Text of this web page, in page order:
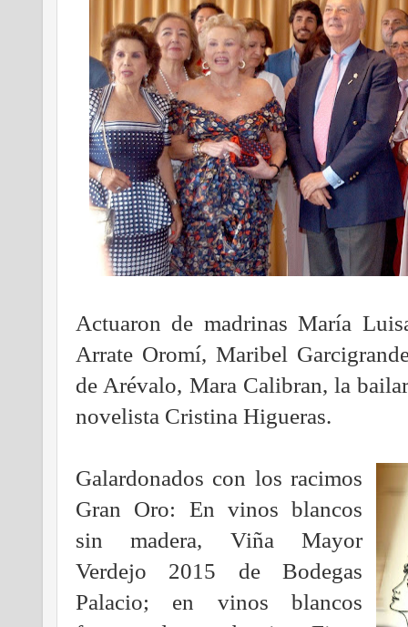
Actuaron de madrinas María
Arrate Oromí, Maribel
de Arévalo, Mara Calibran, la
novelista Cristina Higueras.
Galardonados con los racimos
Gran Oro: En vinos blancos
sin madera, Viña Mayor
Verdejo 2015 de Bodegas
Palacio; en vinos blancos